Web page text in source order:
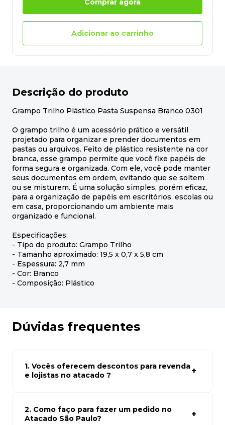
Comprar agora
Adicionar ao carrinho
Descrição do produto
Grampo Trilho Plástico Pasta Suspensa Branco 0301
O grampo trilho é um acessório prático e versátil
projetado para organizar e prender documentos em
pastas ou arquivos. Feito de plástico resistente na cor
branca, esse grampo permite que você fixe papéis de
forma segura e organizada. Com ele, você pode manter
seus documentos em ordem, evitando que se soltem
ou se misturem. É uma solução simples, porém eficaz,
para a organização de papéis em escritórios, escolas ou
em casa, proporcionando um ambiente mais
organizado e funcional.
Especificações:
- Tipo do produto: Grampo Trilho
- Tamanho aproximado: 19,5 x 0,7 x 5,8 cm
- Espessura: 2,7 mm
- Cor: Branco
- Composição: Plástico
Dúvidas frequentes
1. Vocês oferecem descontos para revenda
e lojistas no atacado ?
atacado empresas e compre com os melhores preços
para seu modelo de negócio
2. Como faço para fazer um pedido no
Atacado São Paulo?